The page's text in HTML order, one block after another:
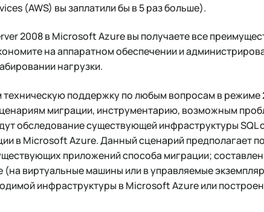
(AWS) вы заплатили бы в 5 раз больше).
2008 в Microsoft Azure вы получаете все
на аппаратном обеспечении и
нагрузки.
поддержку по любым вопросам в режиме
миграции, инструментарию, возможным
обследование существующей инфраструктуры SQL
в Microsoft Azure. Данный сценарий предполагает
приложений способа миграции;
виртуальные машины или в управляемые
инфраструктуры в Microsoft Azure или